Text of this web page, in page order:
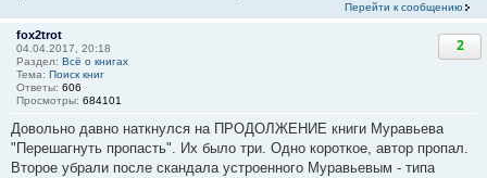
Перейти к сообщению
fox2trot
04.04.2017, 20:18
Раздел: Всё о книгах
Тема: Поиск книг
Ответы: 606
Просмотры: 684101
2
Довольно давно наткнулся на ПРОДОЛЖЕНИЕ книги Муравьева
"Перешагнуть пропасть". Их было три. Одно короткое, автор пропал.
Второе убрали после скандала устроенного Муравьевым - типа